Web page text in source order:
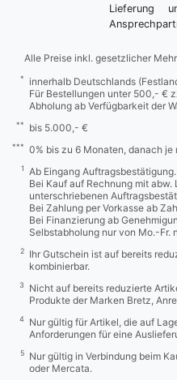
Lieferung
Alle Preise inkl. gesetzlicher
*
innerhalb Deutschlands
Für Bestellungen unter 500,- €
Abholung ab Verfügbarkeit der
** bis 5.000,- €
*** 0% bis zu 6 Monaten, danach
1
Ab Eingang Auftragsbestätigung.
Bei Kauf auf Rechnung mit
unterschriebenen
Bei Zahlung per Vorkasse ab
Bei Finanzierung ab
Selbstabholung nur von Mo.-Fr.
2
Ihr Gutschein ist auf bereits
kombinierbar.
3
Nicht auf bereits reduzierte
Produkte der Marken Bretz,
4
Nur gültig für Artikel, die auf
Anforderungen für eine
5
Nur gültig in Verbindung beim
oder Mercata.